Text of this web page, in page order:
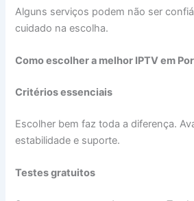
Alguns serviços podem não ser
cuidado na escolha.
Como escolher a melhor IPTV em
Critérios essenciais
Escolher bem faz toda a diferença.
estabilidade e suporte.
Testes gratuitos